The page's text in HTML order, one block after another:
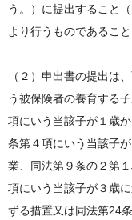
う。）に提出すること
より行うものであること
（２）申出書の提出は
う被保険者の養育する
項にいう当該子が１歳
条第４項にいう当該子
業、同法第９条の２第
項にいう当該子が３歳
ずる措置又は同法第24